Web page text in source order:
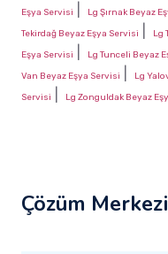
Eşya Servisi Lg Şırnak Beyaz
Tekirdağ Beyaz Eşya Servisi
Lg
Eşya Servisi
Lg Tunceli Beyaz
Van Beyaz Eşya Servisi
Lg
Servisi
Lg Zonguldak Beyaz
Çözüm Merkezi